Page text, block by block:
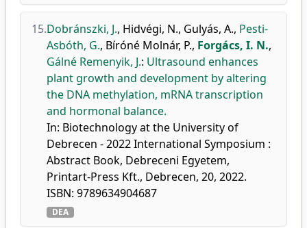
15.Dobránszki, J., Hidvégi, N., Gulyás, A., Pesti-
Asbóth, G., Bíróné Molnár, P., Forgács, I. N.,
Gálné Remenyik, J.: Ultrasound enhances
plant growth and development by altering
the DNA methylation, mRNA transcription
and hormonal balance.
In: Biotechnology at the University of
Debrecen - 2022 International Symposium :
Abstract Book, Debreceni Egyetem,
Printart-Press Kft., Debrecen, 20, 2022.
ISBN: 9789634904687
DEA